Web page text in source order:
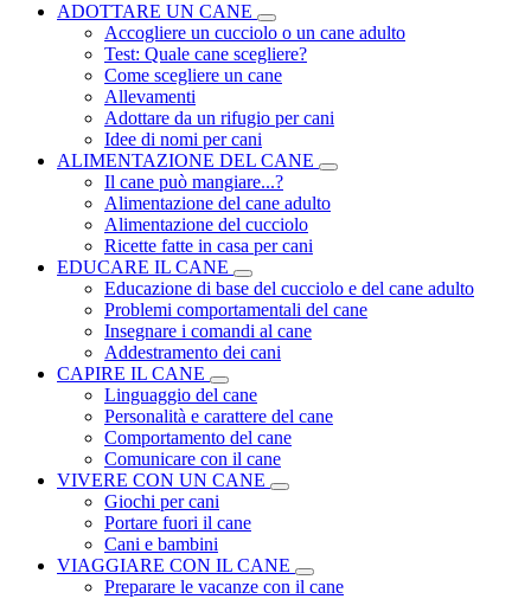
ADOTTARE UN CANE
Accogliere un cucciolo o un cane adulto
Test: Quale cane scegliere?
Come scegliere un cane
Allevamenti
Adottare da un rifugio per cani
Idee di nomi per cani
ALIMENTAZIONE DEL CANE
Il cane può mangiare...?
Alimentazione del cane adulto
Alimentazione del cucciolo
Ricette fatte in casa per cani
EDUCARE IL CANE
Educazione di base del cucciolo e del cane adulto
Problemi comportamentali del cane
Insegnare i comandi al cane
Addestramento dei cani
CAPIRE IL CANE
Linguaggio del cane
Personalità e carattere del cane
Comportamento del cane
Comunicare con il cane
VIVERE CON UN CANE
Giochi per cani
Portare fuori il cane
Cani e bambini
VIAGGIARE CON IL CANE
Preparare le vacanze con il cane